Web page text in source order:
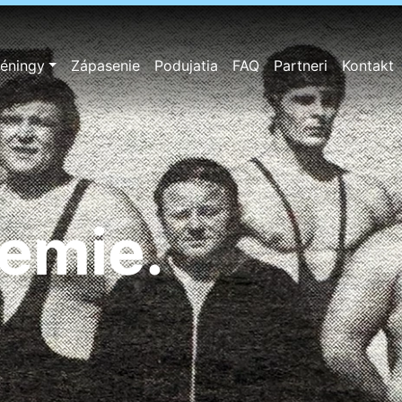
Zápasenie Podujatia FAQ Partneri Kontakt